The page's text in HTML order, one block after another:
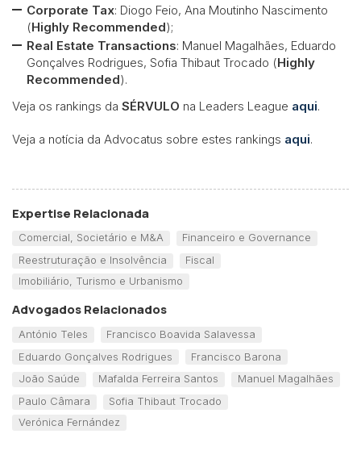
Corporate Tax: Diogo Feio, Ana Moutinho Nascimento
(Highly Recommended);
Real Estate Transactions: Manuel Magalhães, Eduardo
Gonçalves Rodrigues, Sofia Thibaut Trocado (Highly
Recommended).
Veja os rankings da SÉRVULO na Leaders League aqui.
Veja a notícia da Advocatus sobre estes rankings aqui.
Expertise Relacionada
Comercial, Societário e M&A
Financeiro e Governance
Reestruturação e Insolvência
Fiscal
Imobiliário, Turismo e Urbanismo
Advogados Relacionados
António Teles
Francisco Boavida Salavessa
Eduardo Gonçalves Rodrigues
Francisco Barona
João Saúde
Mafalda Ferreira Santos
Manuel Magalhães
Paulo Câmara
Sofia Thibaut Trocado
Verónica Fernández